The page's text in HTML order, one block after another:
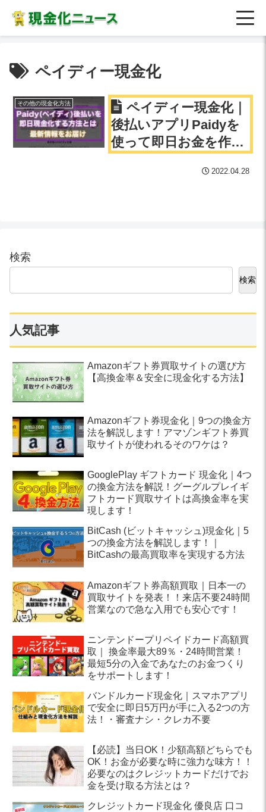
ペイディー現金化
その他の現金化方法
ペイディー現金化｜
後払いアプリPaidyを
使って即日お金を作る
2022.04.28
検索
検索
人気記事
Amazonギフト券買取サイトの選び方
【高換金率＆安全に現金化する方法】
Amazonギフト券現金化｜9つの換金方
法を解説します！アマゾンギフト券買
取サイトが使われるそのワケは？
GooglePlay ギフトカード 現金化｜4つ
の換金方法を解説！グーグルプレイギ
フトカード買取サイトは高換金率を実
現します！
BitCash (ビットキャッシュ)現金化｜5
つの換金方法を解説します！｜
BitCashの最高買取率を実現する方法
Amazonギフト券高額買取｜日本一の
買取サイトを発表！！来店不要24時間
営業なので急な入用でも安心です！
ニンテンドープリペイドカード高額買
取｜ 換金率最大89％・24時間営業！
最短5分の入金であなたのお金つくり
をサポートします！
バンドルカード現金化｜スマホアプリ
で安全に即日5万円が手に入る2つの方
法！・審査ナシ・クレカ不要
【必読】当日OK！少額高額どちらでも
OK！お金が必要な時に強力な味方！！
必要なのはクレジットカードだけでお
金を受け取る方法とは？
クレジットカード現金化 優良店 口コ